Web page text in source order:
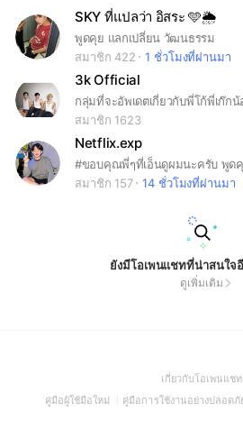
SKY ที่แปลว่า อิสระ 🩵🌦️
พูดคุย แลกเปลี่ยน วัฒนธรรม
สมาชิก 422
1 ชั่วโมงที่ผ่านมา
3k Official
สมาชิก 1623
Netflix.exp
#ขอบคุณพี่ๆที่เอ็นดูผมนะครับ พูดคุ
สมาชิก 157
14 ชั่วโมงที่ผ่านมา
ยังมีโอเพนแชทที่น่าสนใจ
ดูเพิ่มเติม
เกี่ยวกับโอเพนแชท
คู่มือผู้ใช้มือใหม่
(Open
คู่มือการใช้งานอย่างปลอดภั